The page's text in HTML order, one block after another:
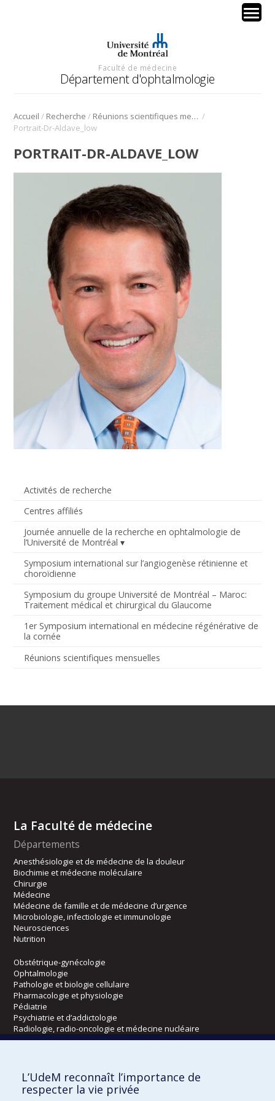
Faculté de médecine
Département d'ophtalmologie
Accueil / Recherche / Réunions scientifiques mensuelles /
Portrait-Dr-Aldave_low
Activités de recherche
Centres affiliés
Journée annuelle de la recherche en ophtalmologie de
l’Université de Montréal
Symposium international sur l’angiogenèse rétinienne et
choroïdienne
Symposium du groupe Université de Montréal – Maroc:
Traitement médical et chirurgical du Glaucome
1er Symposium international en médecine régénérative de
la cornée
Réunions scientifiques mensuelles
PORTRAIT-DR-ALDAVE_LOW
La Faculté de médecine
Départements
Anesthésiologie et de médecine de la douleur
Biochimie et médecine moléculaire
Chirurgie
Médecine
Médecine de famille et de médecine d’urgence
Microbiologie, infectiologie et immunologie
Neurosciences
Nutrition
Obstétrique-gynécologie
Ophtalmologie
Pathologie et biologie cellulaire
Pharmacologie et physiologie
Pédiatrie
Psychiatrie et d’addictologie
Radiologie, radio-oncologie et médecine nucléaire
Écoles
Kinésiologie et des sciences de l’activité physique
Orthophonie et audiologie
L’UdeM reconnaît l’importance de
respecter la vie privée